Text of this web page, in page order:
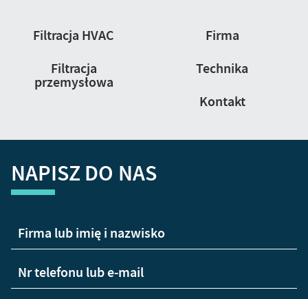
Filtracja HVAC
Filtracja
przemysłowa
Firma
Technika
Kontakt
NAPISZ DO NAS